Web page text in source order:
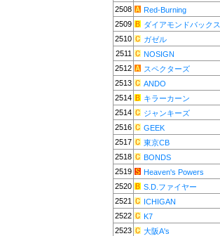
2508
Red-Burning
2509
ダイアモンドバックス
2510
ガゼル
2511
NOSIGN
2512
スペクターズ
2513
ANDO
2514
キラーカーン
2514
ジャンキーズ
2516
GEEK
2517
東京CB
2518
BONDS
2519
Heaven's Powers
2520
S.D.ファイヤー
2521
ICHIGAN
2522
K7
2523
大阪A's